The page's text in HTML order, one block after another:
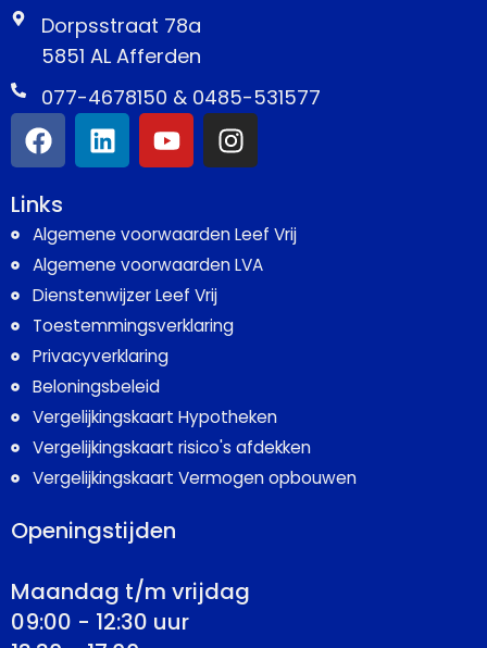
Dorpsstraat 78a
5851 AL Afferden
077-4678150 & 0485-531577
Links
Algemene voorwaarden Leef Vrij
Algemene voorwaarden LVA
Dienstenwijzer Leef Vrij
Toestemmingsverklaring
Privacyverklaring
Beloningsbeleid
Vergelijkingskaart Hypotheken
Vergelijkingskaart risico's afdekken
Vergelijkingskaart Vermogen opbouwen
Openingstijden
Maandag t/m vrijdag
09:00 - 12:30 uur